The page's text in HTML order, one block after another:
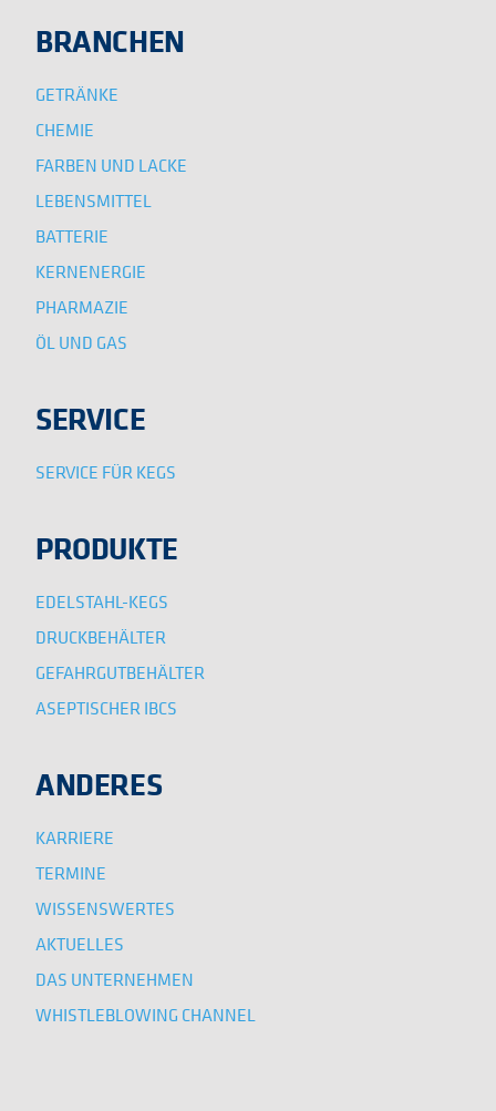
BRANCHEN
GETRÄNKE
CHEMIE
FARBEN UND LACKE
LEBENSMITTEL
BATTERIE
KERNENERGIE
PHARMAZIE
ÖL UND GAS
SERVICE
SERVICE FÜR KEGS
PRODUKTE
EDELSTAHL-KEGS
DRUCKBEHÄLTER
GEFAHRGUTBEHÄLTER
ASEPTISCHER IBCS
ANDERES
KARRIERE
TERMINE
WISSENSWERTES
AKTUELLES
DAS UNTERNEHMEN
WHISTLEBLOWING CHANNEL